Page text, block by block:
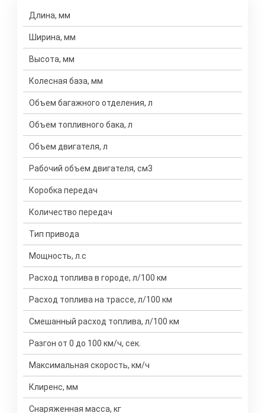
Длина, мм
Ширина, мм
Высота, мм
Колесная база, мм
Объем багажного отделения, л
Объем топливного бака, л
Объем двигателя, л
Рабочий объем двигателя, см3
Коробка передач
Количество передач
Тип привода
Мощность, л.с
Расход топлива в городе, л/100 км
Расход топлива на трассе, л/100 км
Смешанный расход топлива, л/100 км
Разгон от 0 до 100 км/ч, сек.
Максимальная скорость, км/ч
Клиренс, мм
Снаряженная масса, кг